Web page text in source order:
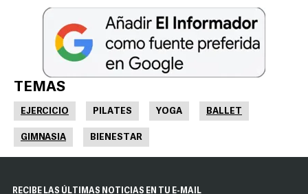
TEMAS
EJERCICIO PILATES YOGA BALLET
GIMNASIA BIENESTAR
RECIBE LAS ÚLTIMAS NOTICIAS EN TU E-MAIL